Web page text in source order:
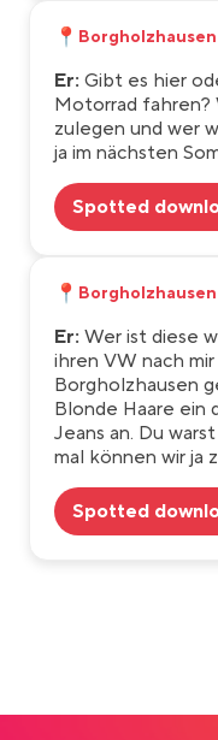
📍 Borgholzhausen
Er: Gibt es hier
Motorrad fahren?
zulegen und wer
ja im nächsten
Spotted
📍 Borgholzhausen
Er: Wer ist diese
ihren VW nach
Borgholzhausen
Blonde Haare ein
Jeans an. Du
mal können wir ja
Spotted